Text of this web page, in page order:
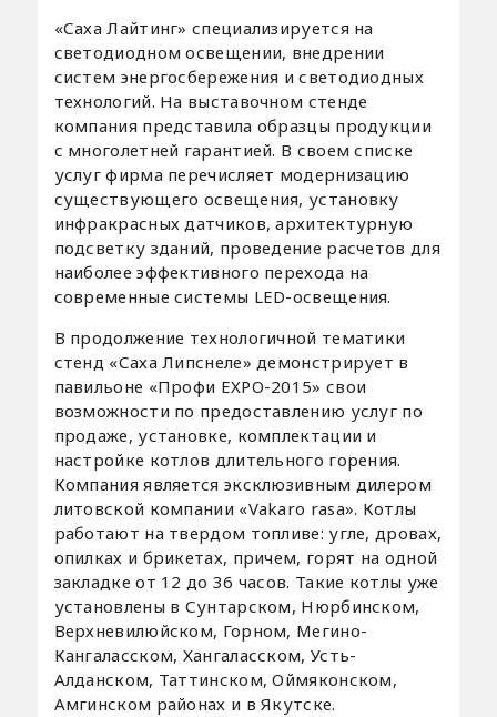
«Саха Лайтинг» специализируется на
светодиодном освещении, внедрении
систем энергосбережения и светодиодных
технологий. На выставочном стенде
компания представила образцы продукции
с многолетней гарантией. В своем списке
услуг фирма перечисляет модернизацию
существующего освещения, установку
инфракрасных датчиков, архитектурную
подсветку зданий, проведение расчетов для
наиболее эффективного перехода на
современные системы LED-освещения.
В продолжение технологичной тематики
стенд «Саха Липснеле» демонстрирует в
павильоне «Профи EXPO-2015» свои
возможности по предоставлению услуг по
продаже, установке, комплектации и
настройке котлов длительного горения.
Компания является эксклюзивным дилером
литовской компании «Vakaro rasa». Котлы
работают на твердом топливе: угле, дровах,
опилках и брикетах, причем, горят на одной
закладке от 12 до 36 часов. Такие котлы уже
установлены в Сунтарском, Нюрбинском,
Верхневилюйском, Горном, Мегино-
Кангаласском, Хангаласском, Усть-
Алданском, Таттинском, Оймяконском,
Амгинском районах и в Якутске.